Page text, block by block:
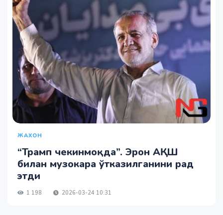
ЖАХОН
“Трамп чекинмоқда”. Эрон АҚШ
билан музокара ўтказилганини рад
этди
1 198 2026-03-24 10:31